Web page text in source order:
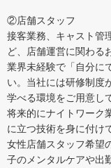
②店舗スタッフ
接客業務、キャスト管
ど、店舗運営に関わる
業界未経験で「自分に
い。当社には研修制度
学べる環境をご用意し
将来的にナイトワーク
に立つ技術を身に付け
女性店舗スタッフ希望
子のメンタルケアや出